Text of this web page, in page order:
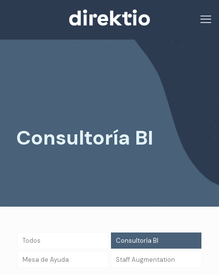
Consultoría BI
Todos Consultoría BI
Mesa de Ayuda Staff Augmentation